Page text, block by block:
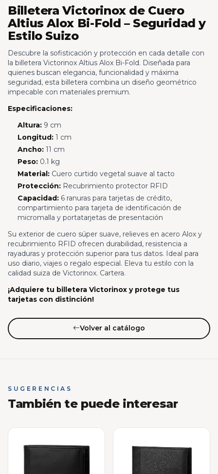
Billetera Victorinox de Cuero
Altius Alox Bi-Fold – Seguridad y
Estilo Suizo
Descubre la sofisticación y protección en cada detalle con
la billetera Victorinox Altius Alox Bi-Fold. Diseñada para
quienes buscan elegancia, funcionalidad y máxima
seguridad, esta billetera combina un diseño geométrico
impecable con materiales premium.
Especificaciones:
Altura:9 cm
Longitud:1 cm
Ancho:11 cm
Peso:0.1 kg
Material:Cuero curtido vegetal suave al tacto
Protección:Recubrimiento protector RFID
Capacidad:6 ranuras para tarjetas de crédito,
compartimiento para tarjeta de identificación de
micromalla y portatarjetas de presentación
Su exterior de cuero súper suave, relieves en acero Alox y
recubrimiento RFID ofrecen durabilidad, resistencia a
rayaduras y protección superior para tus datos. Ideal para
uso diario, viajes o regalo especial. Eleva tu estilo con la
calidad suiza de Victorinox. Cartera.
¡Adquiere tu billetera Victorinox y protege tus
tarjetas con distinción!
Volver al catálogo
SUGERENCIAS
También te puede interesar